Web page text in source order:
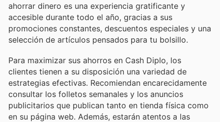
ahorrar dinero es una experiencia gratificante y
accesible durante todo el año, gracias a sus
promociones constantes, descuentos especiales y una
selección de artículos pensados para tu bolsillo.
Para maximizar sus ahorros en Cash Diplo, los
clientes tienen a su disposición una variedad de
estrategias efectivas. Recomiendan encarecidamente
consultar los folletos semanales y los anuncios
publicitarios que publican tanto en tienda física como
en su página web. Además, estarán atentos a las